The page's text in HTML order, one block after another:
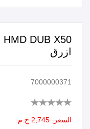
ازرق
7000000371
السعر: 2,745 ج.م.